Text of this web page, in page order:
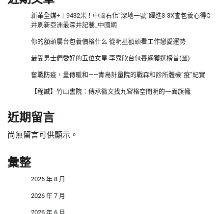
新華全媒+丨9432米！中國石化“深地一號”躍進3-3X查包養心得C
井刷新亞洲最深井記載_中國網
你的額頭屬台包養價格什么 從明星額頭看工作戀愛運勢
最受男士們愛好的五位女星 李嘉欣台包養網獲選榜首(圖)
奮戰防疫，量傳暖和——青島計量院的戰森和診所體檢“疫”紀實
【程誠】竹山書院：傳承徽文找九宮格空間明的一面旗幟
近期留言
尚無留言可供顯示。
彙整
2026 年 8 月
2026 年 7 月
2026 年 6 月